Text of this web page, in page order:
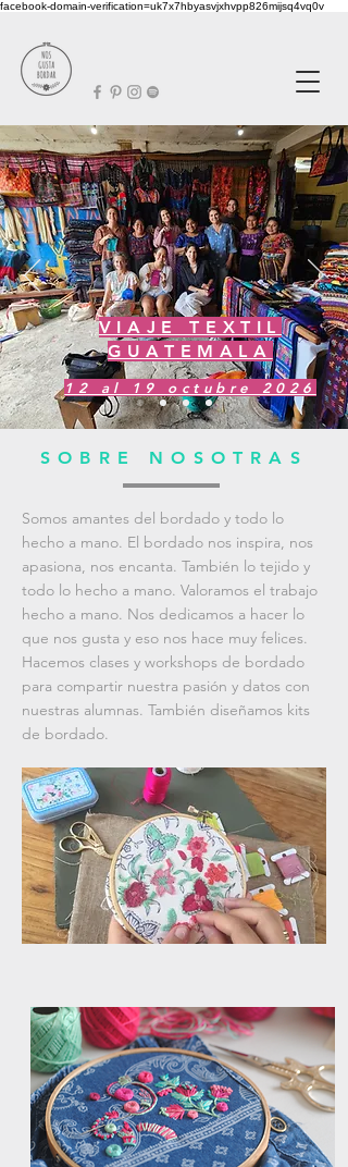
facebook-domain-verification=uk7x7hbyasvjxhvpp826mijsq4vq0v
VIAJE TEXTIL
GUATEMALA
12 al 19 octubre 2026
SOBRE NOSOTRAS
Somos amantes del bordado y todo lo
hecho a mano. El bordado nos inspira, nos
apasiona, nos encanta. También lo tejido y
todo lo hecho a mano. Valoramos el trabajo
hecho a mano. Nos dedicamos a hacer lo
que nos gusta y eso nos hace muy felices.
Hacemos clases y workshops de bordado
para compartir nuestra pasión y datos con
nuestras alumnas. También diseñamos kits
de bordado.